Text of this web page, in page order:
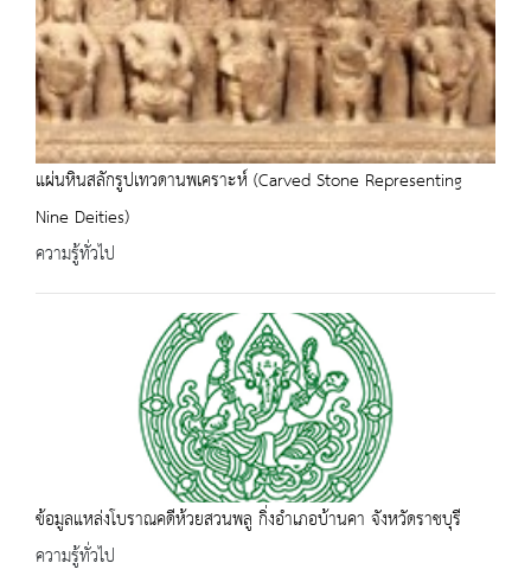
แผ่นหินสลักรูปเทวดานพเคราะห์ (Carved Stone Representing
Nine Deities)
ความรู้ทั่วไป
ข้อมูลแหล่งโบราณคดีห้วยสวนพลู กิ่งอำเภอบ้านคา จังหวัดราชบุรี
ความรู้ทั่วไป